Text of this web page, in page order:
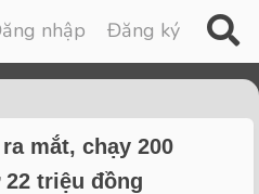
nhập Đăng ký
mắt, chạy 200
triệu đồng